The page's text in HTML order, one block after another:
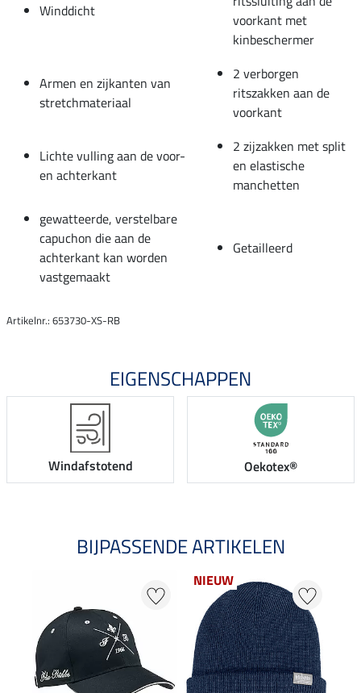
Winddicht
voorkant met
kinbeschermer
Armen en zijkanten van
stretchmateriaal
2 verborgen
ritszakken aan de
voorkant
Lichte vulling aan de voor-
en achterkant
2 zijzakken met split
en elastische
manchetten
gewatteerde, verstelbare
capuchon die aan de
achterkant kan worden
vastgemaakt
Getailleerd
Artikelnr.: 653730-XS-RB
EIGENSCHAPPEN
Windafstotend Oekotex®
BIJPASSENDE ARTIKELEN
NIEUW